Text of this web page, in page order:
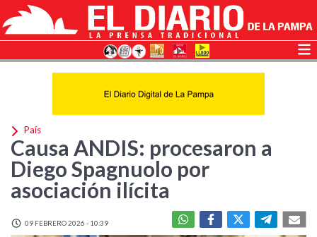
País
Causa ANDIS: procesaron a
Diego Spagnuolo por
asociación ilícita
09 FEBRERO 2026 - 10:39